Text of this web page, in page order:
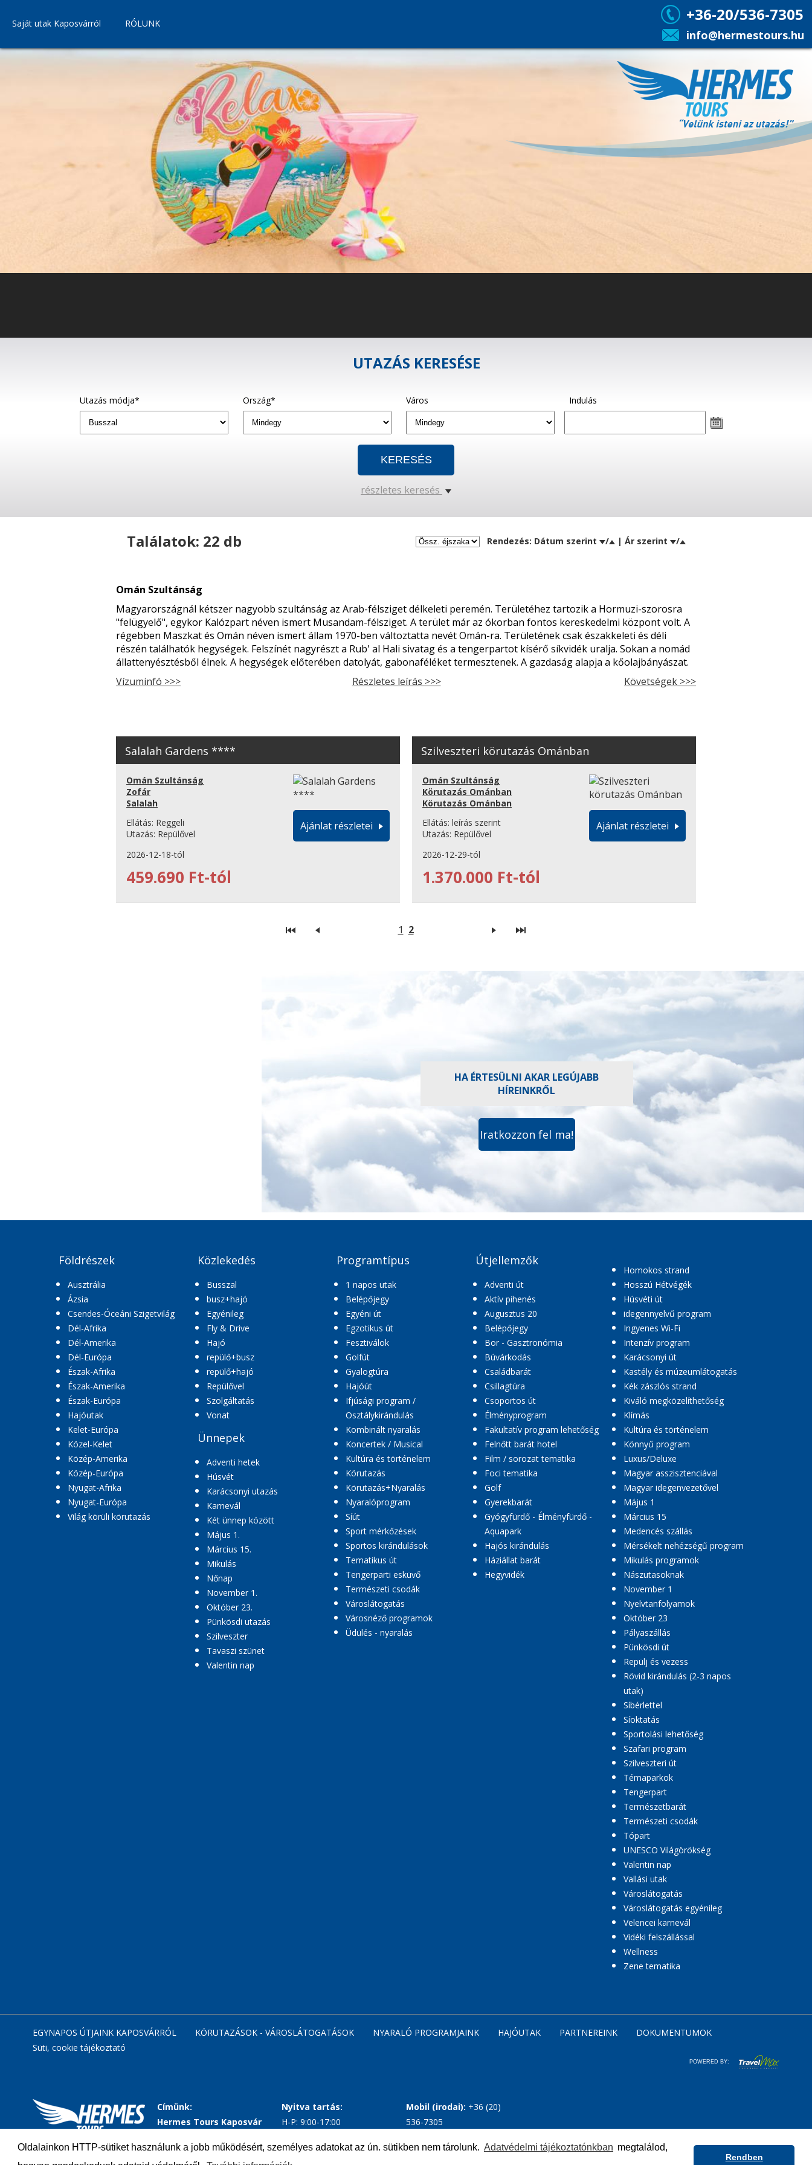
Oldalainkon HTTP-sütiket használunk a jobb működésért, személyes adatokat az ún. sütikben nem tárolunk. Adatvédelmi tájékoztatónkban megtalálod,
Rendben
Saját utak Kaposvárról RÓLUNK +36-20/536-7305
info@hermestours.hu
UTAZÁS KERESÉSE
Utazás módja* Ország* Város Indulás
részletes keresés
Találatok: 22 db Rendezés: Dátum szerint / | Ár szerint /
Omán Szultánság
Magyarországnál kétszer nagyobb szultánság az Arab-félsziget délkeleti peremén. Területéhez tartozik a Hormuzi-szorosra
"felügyelő", egykor Kalózpart néven ismert Musandam-félsziget. A terület már az ókorban fontos kereskedelmi központ volt. A
régebben Maszkat és Omán néven ismert állam 1970-ben változtatta nevét Omán-ra. Területének csak északkeleti és déli
részén találhatók hegységek. Felszínét nagyrészt a Rub' al Hali sivatag és a tengerpartot kísérő síkvidék uralja. Sokan a nomád
állattenyésztésből élnek. A hegységek előterében datolyát, gabonaféléket termesztenek. A gazdaság alapja a kőolajbányászat.
Vízuminfó >>>
Részletes leírás >>> Követségek >>>
Salalah Gardens ****
Omán Szultánság
Zofár
Salalah
Ellátás: Reggeli
Utazás: Repülővel
2026-12-18-tól
459.690 Ft-tól
Ajánlat részletei
Szilveszteri körutazás Ománban
Omán Szultánság
Körutazás Ománban
Körutazás Ománban
Ellátás: leírás szerint
Utazás: Repülővel
2026-12-29-tól
1.370.000 Ft-tól
Ajánlat részletei
1 2
HA ÉRTESÜLNI AKAR LEGÚJABB
HÍREINKRŐL
Iratkozzon fel ma!
Földrészek
Ausztrália
Ázsia
Csendes-Óceáni Szigetvilág
Dél-Afrika
Dél-Amerika
Dél-Európa
Észak-Afrika
Észak-Amerika
Észak-Európa
Hajóutak
Kelet-Európa
Közel-Kelet
Közép-Amerika
Közép-Európa
Nyugat-Afrika
Nyugat-Európa
Világ körüli körutazás
Közlekedés
Busszal
busz+hajó
Egyénileg
Fly & Drive
Hajó
repülő+busz
repülő+hajó
Repülővel
Szolgáltatás
Vonat
Ünnepek
Adventi hetek
Húsvét
Karácsonyi utazás
Karnevál
Két ünnep között
Május 1.
Március 15.
Mikulás
Nőnap
November 1.
Október 23.
Pünkösdi utazás
Szilveszter
Tavaszi szünet
Valentin nap
Programtípus
1 napos utak
Belépőjegy
Egyéni út
Egzotikus út
Fesztiválok
Golfút
Gyalogtúra
Hajóút
Ifjúsági program /
Osztálykirándulás
Kombinált nyaralás
Koncertek / Musical
Kultúra és történelem
Körutazás
Körutazás+Nyaralás
Nyaralóprogram
Síút
Sport mérkőzések
Sportos kirándulások
Tematikus út
Tengerparti esküvő
Természeti csodák
Városlátogatás
Városnéző programok
Üdülés - nyaralás
Útjellemzők
Adventi út
Aktív pihenés
Augusztus 20
Belépőjegy
Bor - Gasztronómia
Búvárkodás
Családbarát
Csillagtúra
Csoportos út
Élményprogram
Fakultatív program lehetőség
Felnőtt barát hotel
Film / sorozat tematika
Foci tematika
Golf
Gyerekbarát
Gyógyfürdő - Élményfürdő -
Aquapark
Hajós kirándulás
Háziállat barát
Hegyvidék
Homokos strand
Hosszú Hétvégék
Húsvéti út
idegennyelvű program
Ingyenes Wi-Fi
Intenzív program
Karácsonyi út
Kastély és múzeumlátogatás
Kék zászlós strand
Kiváló megközelíthetőség
Klímás
Kultúra és történelem
Könnyű program
Luxus/Deluxe
Magyar asszisztenciával
Magyar idegenvezetővel
Május 1
Március 15
Medencés szállás
Mérsékelt nehézségű program
Mikulás programok
Nászutasoknak
November 1
Nyelvtanfolyamok
Október 23
Pályaszállás
Pünkösdi út
Repülj és vezess
Rövid kirándulás (2-3 napos
utak)
Síbérlettel
Síoktatás
Sportolási lehetőség
Szafari program
Szilveszteri út
Témaparkok
Tengerpart
Természetbarát
Természeti csodák
Tópart
UNESCO Világörökség
Valentin nap
Vallási utak
Városlátogatás
Városlátogatás egyénileg
Velencei karnevál
Vidéki felszállással
Wellness
Zene tematika
EGYNAPOS ÚTJAINK KAPOSVÁRRÓL KÖRUTAZÁSOK - VÁROSLÁTOGATÁSOK NYARALÓ PROGRAMJAINK HAJÓUTAK PARTNEREINK
DOKUMENTUMOK
Süti, cookie tájékoztató
POWERED BY:
Címünk:
Hermes Tours Kaposvár
7400 Kaposvár
Nyitva tartás:
H-P: 9:00-17:00
Mobil (irodai): +36 (20)
536-7305
E-mail: